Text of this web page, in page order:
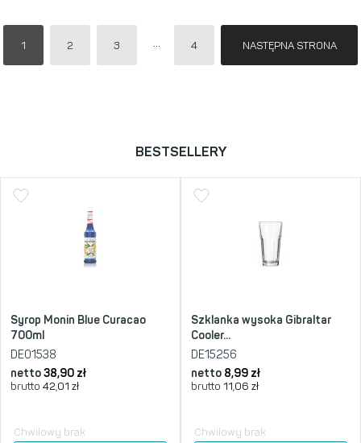
1 2 3 4 NASTĘPNA STRONA
BESTSELLERY
Syrop Monin Blue Curacao
700ml
DE01538
netto38,90 zł
brutto 42,01 zł
Chwilowy brak
Szklanka wysoka Gibraltar
Cooler...
DE15256
netto 8,99 zł
brutto 11,06 zł
Chwilowy brak